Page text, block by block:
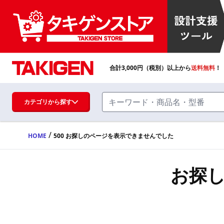
ハンドル・取手・つまみ・周辺機器
FA・A
合計3,000円（税別）以上から送料無料
カテゴリから探す
HOME / 500 お探しのページを表示できませんでした
お探